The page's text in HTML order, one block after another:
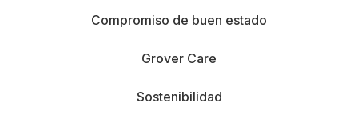
Compromiso de buen estado
Grover Care
Sostenibilidad